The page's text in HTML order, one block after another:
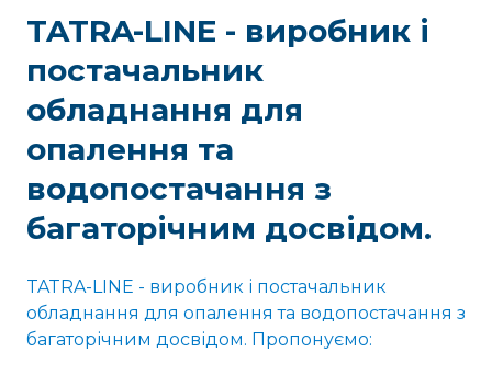
TATRA-LINE - виробник і
постачальник
обладнання для
опалення та
водопостачання з
багаторічним досвідом.
TATRA-LINE - виробник і постачальник
обладнання для опалення та водопостачання з
багаторічним досвідом. Пропонуємо: